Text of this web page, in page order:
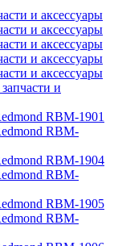
и аксессуары
и аксессуары
и аксессуары
и аксессуары
и аксессуары
и
RBM-1901
RBM-
RBM-1904
RBM-
RBM-1905
RBM-